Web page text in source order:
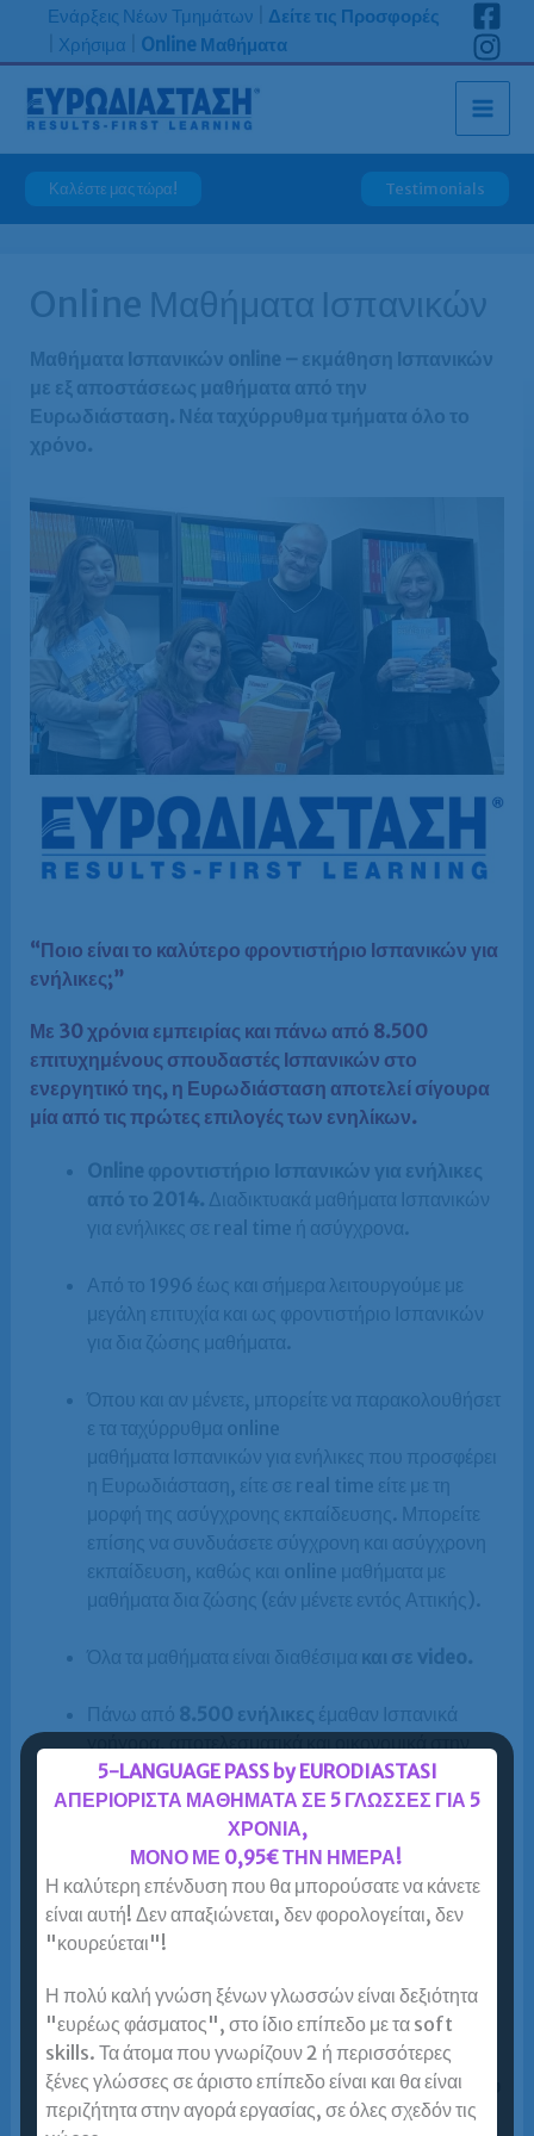
Μετάβαση
περιεχόμενο
Ενάρξεις Νέων Τμημάτων
Δείτε τις Προσφορές
Χρήσιμα Online Μαθήματα
Καλέστε μας τώρα! Testimonials
Online Μαθήματα Ισπανικών
Μαθήματα Ισπανικών online – εκμάθηση Ισπανικών
με εξ αποστάσεως μαθήματα από την
Ευρωδιάσταση. Νέα ταχύρρυθμα τμήματα όλο το
χρόνο.
“Ποιο είναι το καλύτερο φροντιστήριο Ισπανικών για
ενήλικες;”
Με 30 χρόνια εμπειρίας και πάνω από 8.500
επιτυχημένους σπουδαστές Ισπανικών στο
ενεργητικό της, η Ευρωδιάσταση αποτελεί σίγουρα
μία από τις πρώτες επιλογές των ενηλίκων.
Online φροντιστήριο Ισπανικών για ενήλικες
από το 2014. Διαδικτυακά μαθήματα Ισπανικών
για ενήλικες σε real time ή ασύγχρονα.
Από το 1996 έως και σήμερα λειτουργούμε με
μεγάλη επιτυχία και ως φροντιστήριο Ισπανικών
για δια ζώσης μαθήματα.
Όπου και αν μένετε, μπορείτε να παρακολουθήσετ
ε τα ταχύρρυθμα online
μαθήματα Ισπανικών για ενήλικες που προσφέρει
η Ευρωδιάσταση, είτε σε real time είτε με τη
μορφή της ασύγχρονης εκπαίδευσης. Μπορείτε
επίσης να συνδυάσετε σύγχρονη και ασύγχρονη
εκπαίδευση, καθώς και online μαθήματα με
μαθήματα δια ζώσης (εάν μένετε εντός Αττικής).
Όλα τα μαθήματα είναι διαθέσιμα και σε video.
Πάνω από 8.500 ενήλικες έμαθαν Ισπανικά
γρήγορα, αποτελεσματικά και οικονομικά στην
Ευρωδιάσταση.
4.300 επιτυχόντες
τα πτυχία Ισπανικών B2, C1 και C2.
DELE B2και / ήΚΠΓ Β2 σε 6-12 μήνες,
αρχίζοντας από το μηδέν!
DELEC2και / ήΚΠΓ Γ2 σε 7-8 μήνεςγια
κατόχους Β2!
Πιστοποιημένοι καθηγητέςΙσπανικών υψηλού
επιπέδου, με εξειδίκευση στα εντατικά online
5-LANGUAGE PASS by EURODIASTASI
ΑΠΕΡΙΟΡΙΣΤΑ ΜΑΘΗΜΑΤΑ ΣΕ 5 ΓΛΩΣΣΕΣ ΓΙΑ 5
ΧΡΟΝΙΑ,
ΜΟΝΟ ΜΕ 0,95€ ΤΗΝ ΗΜΕΡΑ!
Η καλύτερη επένδυση που θα μπορούσατε να κάνετε
είναι αυτή! Δεν απαξιώνεται, δεν φορολογείται, δεν
"κουρεύεται"!
Η πολύ καλή γνώση ξένων γλωσσών είναι δεξιότητα
"ευρέως φάσματος", στο ίδιο επίπεδο με τα soft
skills. Τα άτομα που γνωρίζουν 2 ή περισσότερες
ξένες γλώσσες σε άριστο επίπεδο είναι και θα είναι
περιζήτητα στην αγορά εργασίας, σε όλες σχεδόν τις